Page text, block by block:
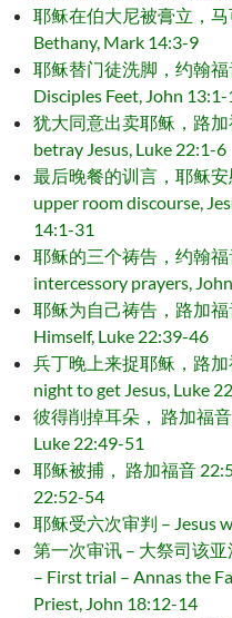
耶稣在伯大尼被膏立，
Bethany, Mark 14:3-9
耶稣替门徒洗脚，约翰福
Disciples Feet, John
犹大同意出卖耶稣，路加
betray Jesus, Luke 22:1-6
最后晚餐的训言，耶稣
upper room discourse,
14:1-31
耶稣的三个祷告，约翰福
intercessory prayers,
耶稣为自己祷告，路加福
Himself, Luke 22:39-46
兵丁晚上来捉耶稣，路加
night to get Jesus, Luke
彼得削掉耳朵， 路加福
Luke 22:49-51
耶稣被捕， 路加福音
22:52-54
耶稣受六次审判 – Jesus
第一次审讯 – 大祭司该
– First trial – Annas the
Priest, John 18:12-14